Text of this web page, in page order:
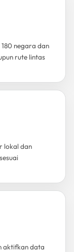
negara dan
rute lintas
lokal dan
aktifkan data